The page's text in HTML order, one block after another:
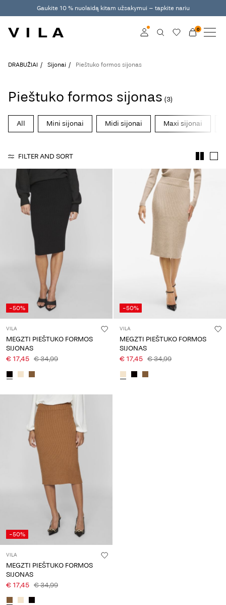
Gaukite 10 % nuolaidą kitam užsakymui – tapkite nariu
Log in
Club
0
NAUJAUSIA KOLEKCIJA
DRABUŽIAI
VILA CLUB
ROUGE EDIT
Log
questions?
Lietuva
/
lietuvių
DRABUŽIAI Sijonai Pieštuko formos sijonas
Pieštuko formos sijonas (3)
All Mini sijonai Midi sijonai Maxi sijonai
FILTER AND SORT
-50%
VILA
MEGZTI PIEŠTUKO FORMOS
SIJONAS
€ 17,45 € 34,99
-50%
VILA
MEGZTI PIEŠTUKO FORMOS
SIJONAS
€ 17,45 € 34,99
-50%
VILA
MEGZTI PIEŠTUKO FORMOS
SIJONAS
€ 17,45 € 34,99